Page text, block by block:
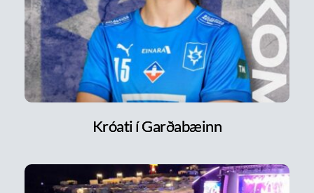
Króati í Garðabæinn